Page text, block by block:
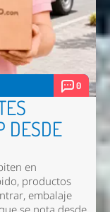
0
DESDE
en
productos
embalajeEnviar